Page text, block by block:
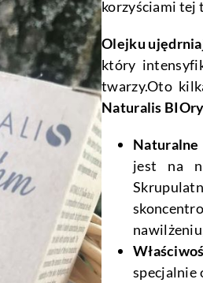
korzyściami tej
Olejku
który
twarzy.Oto
Naturalis
Naturalne
jest na
specjalnie